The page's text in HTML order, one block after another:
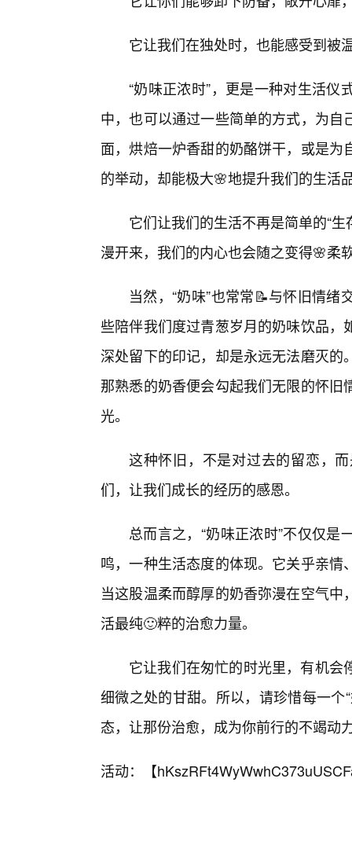
它让我们在独处时，也能感受到被
“奶味正浓时”，更是一种对生活
中，也可以通过一些简单的方式，为
面，烘焙一炉香甜的奶酪饼干，或是
的举动，却能极大🌸地提升我们的生活
它们让我们的生活不再是简单的“
漫开来，我们的内心也会随之变得🌸柔
当然，“奶味”也常常📝与怀旧情
些陪伴我们度过青葱岁月的奶味饮品
深处留下的印记，却是永远无法磨灭
那熟悉的奶香便会勾起我们无限的怀
光。
这种怀旧，不是对过去的留恋，
们，让我们成长的经历的感恩。
总而言之，“奶味正浓时”不仅仅
鸣，一种生活态度的体现。它关乎亲
当这股温柔而醇厚的奶香弥漫在空气
活最纯🙂粹的治愈力量。
它让我们在匆忙的时光里，有机
细微之处的甘甜。所以，请珍惜每一
态，让那份治愈，成为你前行的不竭动
活动：【